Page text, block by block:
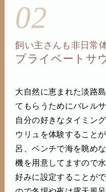
02
飼い主さんも非日常
プライベートサ
大自然に恵まれた淡路
てもらうためにバレル
自分の好きなタイミン
ウリュを体験すること
呂、ベンチで海を眺め
機を用意してますので
好みに設定することが